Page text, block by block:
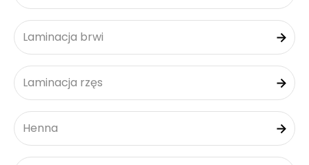
Laminacja brwi
Laminacja rzęs
Henna